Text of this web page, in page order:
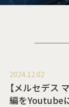
2024.12.02
【メルセデス
編をYoutube